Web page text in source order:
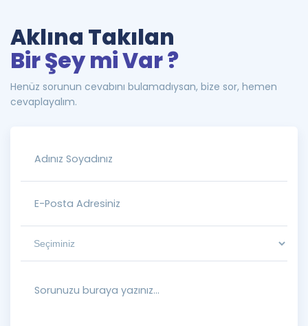
Aklına Takılan
Bir Şey mi Var ?
Henüz sorunun cevabını bulamadıysan, bize sor, hemen
cevaplayalım.